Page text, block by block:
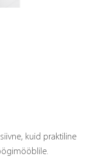
kuid praktiline